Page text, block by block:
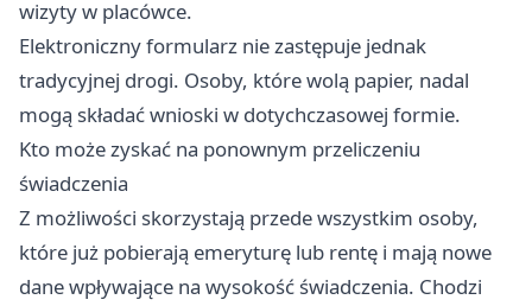
wizyty w placówce.
Elektroniczny formularz nie zastępuje jednak
tradycyjnej drogi. Osoby, które wolą papier, nadal
mogą składać wnioski w dotychczasowej formie.
Kto może zyskać na ponownym przeliczeniu
świadczenia
Z możliwości skorzystają przede wszystkim osoby,
które już pobierają emeryturę lub rentę i mają nowe
dane wpływające na wysokość świadczenia. Chodzi